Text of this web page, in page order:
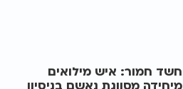
חשד חמור: איש מילואים